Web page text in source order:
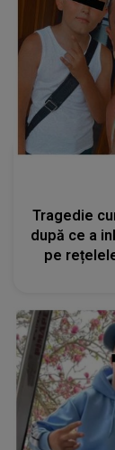
Tragedie
după ce a
pe